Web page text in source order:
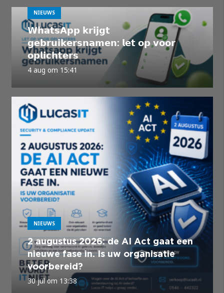
NIEUWS
𝗪𝗵𝗮𝘁𝘀𝗔𝗽𝗽 𝗸𝗿𝗶𝗷𝗴𝘁
𝗴𝗲𝗯𝗿𝘂𝗶𝗸𝗲𝗿𝘀𝗻𝗮𝗺𝗲𝗻: 𝗹𝗲𝘁 𝗼𝗽 𝘃𝗼𝗼𝗿
𝗼𝗽𝗹𝗶𝗰𝗵𝘁𝗲𝗿𝘀
4 aug om 15:41
NIEUWS
2 augustus 2026: de AI Act gaat een
nieuwe fase in. Is uw organisatie
voorbereid?
30 jul om 13:38